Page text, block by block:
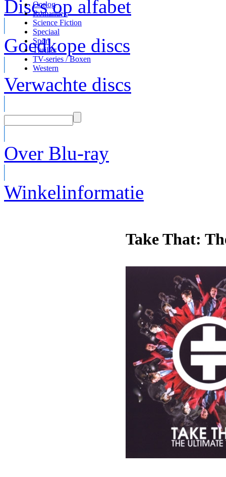
Discs op alfabet
Goedkope discs
Verwachte discs
Over Blu-ray
Winkelinformatie
Oorlog
Romantiek
Science Fiction
Speciaal
Sport
Thriller
TV-series / Boxen
Western
Take That: